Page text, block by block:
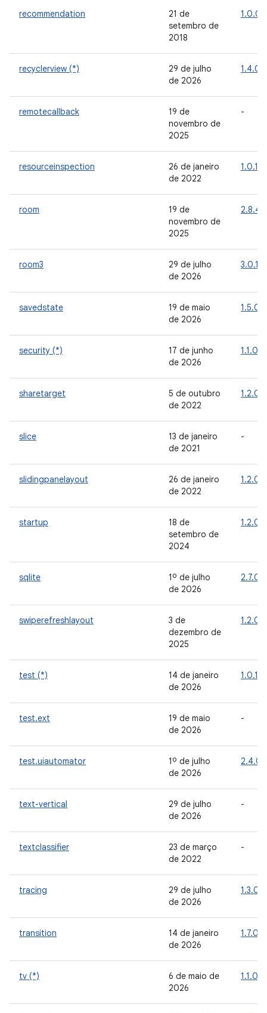
recommendation
21 de
setembro de
2018
1.0.0
recyclerview (*)
29 de julho
de 2026
1.4.0
remotecallback
19 de
novembro de
2025
-
resourceinspection
26 de janeiro
de 2022
1.0.1
room
19 de
novembro de
2025
2.8.4
room3
29 de julho
de 2026
3.0.1
savedstate
19 de maio
de 2026
1.5.0
security (*)
17 de junho
de 2026
1.1.0
sharetarget
5 de outubro
de 2022
1.2.0
slice
13 de janeiro
de 2021
-
slidingpanelayout
26 de janeiro
de 2022
1.2.0
startup
18 de
setembro de
2024
1.2.0
sqlite
1º de julho
de 2026
2.7.0
swiperefreshlayout
3 de
dezembro de
2025
1.2.0
test (*)
14 de janeiro
de 2026
1.0.1
test.ext
19 de maio
de 2026
-
test.uiautomator
1º de julho
de 2026
2.4.0
text-vertical
29 de julho
de 2026
-
textclassifier
23 de março
de 2022
-
tracing
29 de julho
de 2026
1.3.0
transition
14 de janeiro
de 2026
1.7.0
tv (*)
6 de maio de
2026
1.1.0